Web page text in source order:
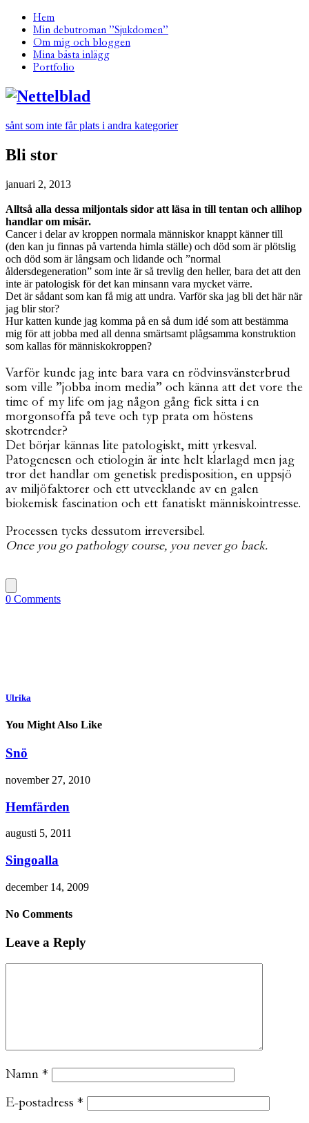
Hem
Min debutroman ”Sjukdomen”
Om mig och bloggen
Mina bästa inlägg
Portfolio
sånt som inte får plats i andra kategorier
Bli stor
januari 2, 2013
Alltså alla dessa miljontals sidor att läsa in till tentan och allihop
handlar om misär.
Cancer i delar av kroppen normala människor knappt känner till
(den kan ju finnas på vartenda himla ställe) och död som är plötslig
och död som är långsam och lidande och ”normal
åldersdegeneration” som inte är så trevlig den heller, bara det att den
inte är patologisk för det kan minsann vara mycket värre.
Det är sådant som kan få mig att undra. Varför ska jag bli det här när
jag blir stor?
Hur katten kunde jag komma på en så dum idé som att bestämma
mig för att jobba med all denna smärtsamt plågsamma konstruktion
som kallas för människokroppen?
Varför kunde jag inte bara vara en rödvinsvänsterbrud
som ville ”jobba inom media” och känna att det vore the
time of my life om jag någon gång fick sitta i en
morgonsoffa på teve och typ prata om höstens
skotrender?
Det börjar kännas lite patologiskt, mitt yrkesval.
Patogenesen och etiologin är inte helt klarlagd men jag
tror det handlar om genetisk predisposition, en uppsjö
av miljöfaktorer och ett utvecklande av en galen
biokemisk fascination och ett fanatiskt människointresse.
Processen tycks dessutom irreversibel.
Once you go pathology course, you never go back.
0 Comments
Ulrika
You Might Also Like
Snö
november 27, 2010
Hemfärden
augusti 5, 2011
Singoalla
december 14, 2009
No Comments
Leave a Reply
Namn *
E-postadress *